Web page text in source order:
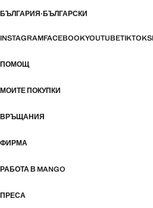
БЪЛГАРИЯ·БЪЛГАРСКИ
INSTAGRAMFACEBOOKYOUTUBETIKTOK
ПОМОЩ
МОИТЕ ПОКУПКИ
ВРЪЩАНИЯ
ФИРМА
РАБОТА В MANGO
ПРЕСА